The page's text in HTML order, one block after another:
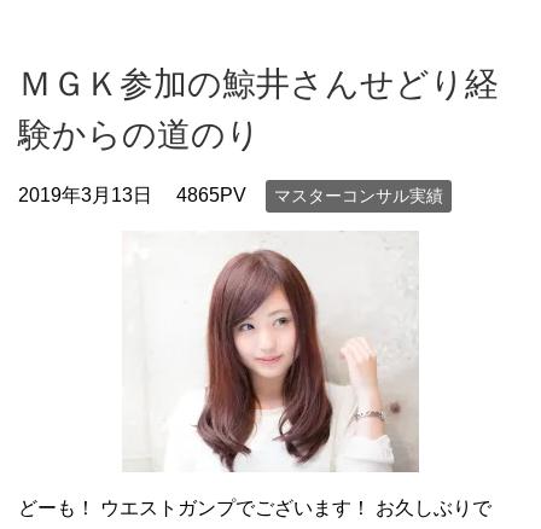
ＭＧＫ参加の鯨井さんせどり経
験からの道のり
2019年3月13日 4865PV マスターコンサル実績
どーも！ ウエストガンプでございます！ お久しぶりで